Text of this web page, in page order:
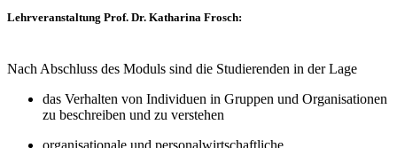
Lehrveranstaltung Prof. Dr. Katharina Frosch:
Nach Abschluss des Moduls sind die Studierenden in der Lage
das Verhalten von Individuen in Gruppen und Organisationen
zu beschreiben und zu verstehen
organisationale und personalwirtschaftliche